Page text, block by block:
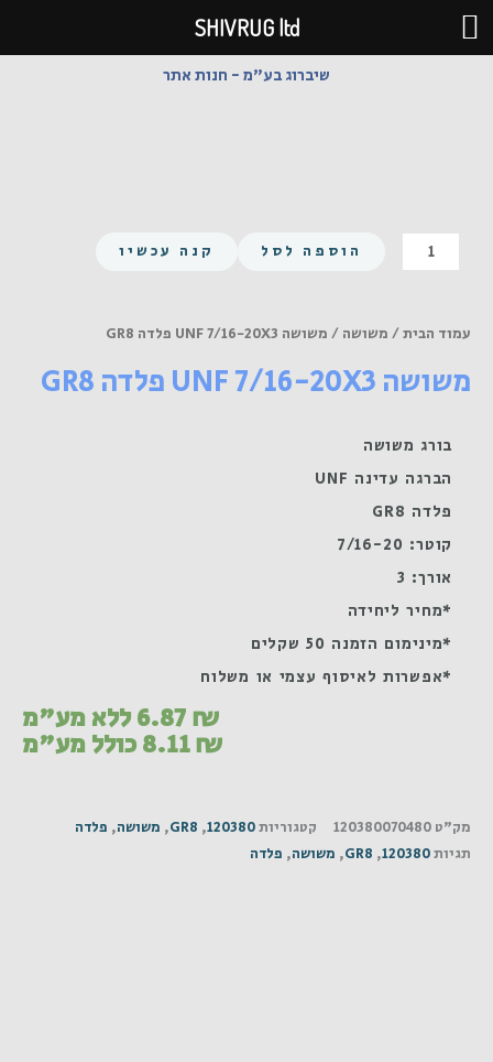
דילוג
לתוכן
שיברוג בע"מ - חנות אתר
כמות
של
20X3
הוספה לסל קנה עכשיו
עמוד הבית/ משושה / משושה UNF 7/16-20X3 פלדה GR8
משושה UNF 7/16-20X3 פלדה GR8
בורג משושה
הברגה עדינה UNF
פלדה GR8
קוטר: 7/16-20
אורך: 3
*מחיר ליחידה
*מינימום הזמנה 50 שקלים
*אפשרות לאיסוף עצמי או משלוח
6.87₪ ללא מע"מ
8.11₪ כולל מע"מ
מק"ט 120380070480 קטגוריות120380
,
GR8
, משושה, פלדה
תגיות120380
,
GR8
, משושה, פלדה
SHIVRUG ltd